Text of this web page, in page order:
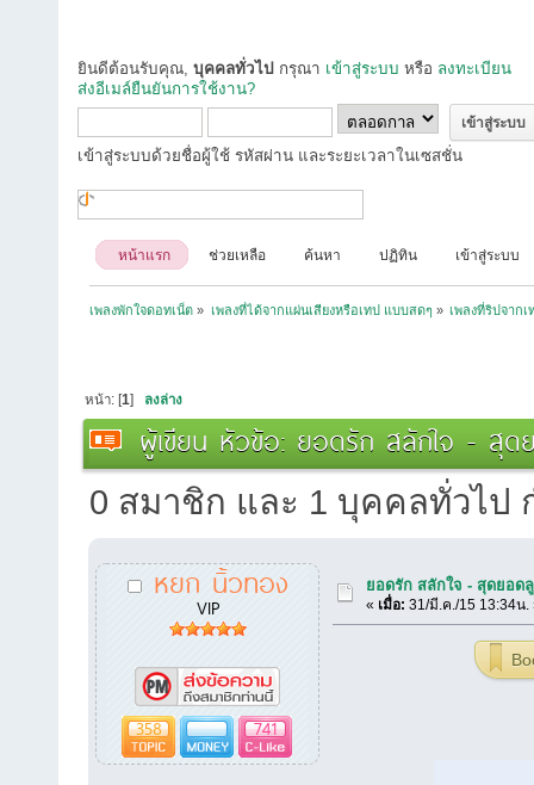
ยินดีต้อนรับคุณ, บุคคลทั่วไป กรุณา เข้าสู่ระบบ หรือ ลงทะเบียน
ส่งอีเมล์ยืนยันการใช้งาน?
เข้าสู่ระบบด้วยชื่อผู้ใช้ รหัสผ่าน และระยะเวลาในเซสชั่น
หน้าแรก ช่วยเหลือ ค้นหา ปฏิทิน เข้าสู่ระบบ
เพลงพักใจดอทเน็ต » เพลงที่ได้จากแผ่นเสียงหรือเทป แบบสดๆ » เพลงที่ริปจาก
หน้า: [1] ลงล่าง
ผู้เขียน หัวข้อ: ยอดรัก สลักใจ - สุด
0 สมาชิก และ 1 บุคคลทั่วไป
หยก นิ้วทอง
VIP
358 741
ยอดรัก สลักใจ - สุดยอดลู
« เมื่อ: 31/มี.ค./15 13:34น.